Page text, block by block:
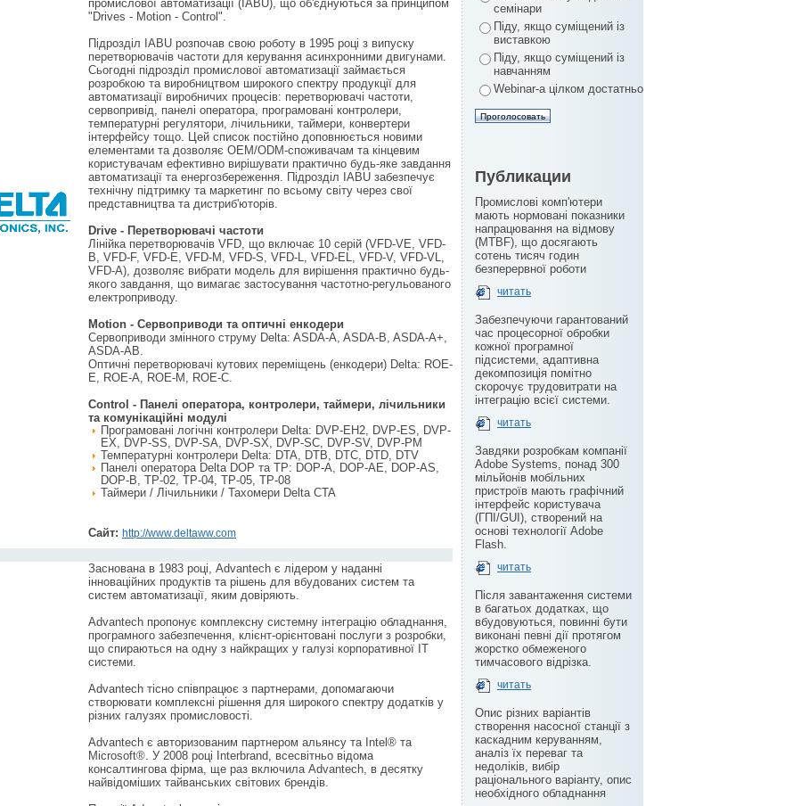
промислової автоматизації (IABU), що об'єднуються за принципом
"Drives - Motion - Control".
Підрозділ IABU розпочав свою роботу в 1995 році з випуску
перетворювачів частоти для керування асинхронними двигунами.
Сьогодні підрозділ промислової автоматизації займається
розробкою та виробництвом широкого спектру продукції для
автоматизації виробничих процесів: перетворювачі частоти,
сервопривід, панелі оператора, програмовані контролери,
температурні регулятори, лічильники, таймери, конвертери
інтерфейсу тощо. Цей список постійно доповнюється новими
елементами та дозволяє OEM/ODM-споживачам та кінцевим
користувачам ефективно вирішувати практично будь-яке завдання
автоматизації та енергозбереження. Підрозділ IABU забезпечує
технічну підтримку та маркетинг по всьому світу через свої
представництва та дистриб'юторів.
Drive - Перетворювачі частоти
Лінійка перетворювачів VFD, що включає 10 серій (VFD-VE, VFD-
B, VFD-F, VFD-E, VFD-M, VFD-S, VFD-L, VFD-EL, VFD-V, VFD-VL,
VFD-A), дозволяє вибрати модель для вирішення практично будь-
якого завдання, що вимагає застосування частотно-регульованого
електроприводу.
Motion - Сервоприводи та оптичні енкодери
Сервоприводи змінного струму Delta: ASDA-A, ASDA-B, ASDA-A+,
ASDA-AB.
Оптичні перетворювачі кутових переміщень (енкодери) Delta: ROE-
E, ROE-A, ROE-M, ROE-C.
Control - Панелі оператора, контролери, таймери, лічильники
та комунікаційні модулі
Програмовані логічні контролери Delta: DVP-EH2, DVP-ES, DVP-
EX, DVP-SS, DVP-SA, DVP-SX, DVP-SC, DVP-SV, DVP-PM
Температурні контролери Delta: DTA, DTB, DTC, DTD, DTV
Панелі оператора Delta DOP та TP: DOP-A, DOP-AE, DOP-AS,
DOP-B, TP-02, TP-04, TP-05, TP-08
Таймери / Лічильники / Тахомери Delta CTA
Сайт: http://www.deltaww.com
Заснована в 1983 році, Advantech є лідером у наданні
інноваційних продуктів та рішень для вбудованих систем та
систем автоматизації, яким довіряють.
Advantech пропонує комплексну системну інтеграцію обладнання,
програмного забезпечення, клієнт-орієнтовані послуги з розробки,
що спираються на одну з найкращих у галузі корпоративної IT
системи.
Advantech тісно співпрацює з партнерами, допомагаючи
створювати комплексні рішення для широкого спектру додатків у
різних галузях промисловості.
Advantech є авторизованим партнером альянсу та Intel® та
Microsoft®. У 2008 році Interbrand, всесвітньо відома
консалтингова фірма, ще раз включила Advantech, в десятку
найвідоміших тайванських світових брендів.
семінари
Піду, якщо суміщений із
виставкою
Піду, якщо суміщений із
навчанням
Webinar-а цілком достатньо
Публикации
Промислові комп'ютери
мають нормовані показники
напрацювання на відмову
(MTBF), що досягають
сотень тисяч годин
безперервної роботи
читать
Забезпечуючи гарантований
час процесорної обробки
кожної програмної
підсистеми, адаптивна
декомпозиція помітно
скорочує трудовитрати на
інтеграцію всієї системи.
читать
Завдяки розробкам компанії
Adobe Systems, понад 300
мільйонів мобільних
пристроїв мають графічний
інтерфейс користувача
(ГПІ/GUI), створений на
основі технології Adobe
Flash.
читать
Після завантаження системи
в багатьох додатках, що
вбудовуються, повинні бути
виконані певні дії протягом
жорстко обмеженого
тимчасового відрізка.
читать
Опис різних варіантів
створення насосної станції з
каскадним керуванням,
аналіз їх переваг та
недоліків, вибір
раціонального варіанту, опис
необхідного обладнання